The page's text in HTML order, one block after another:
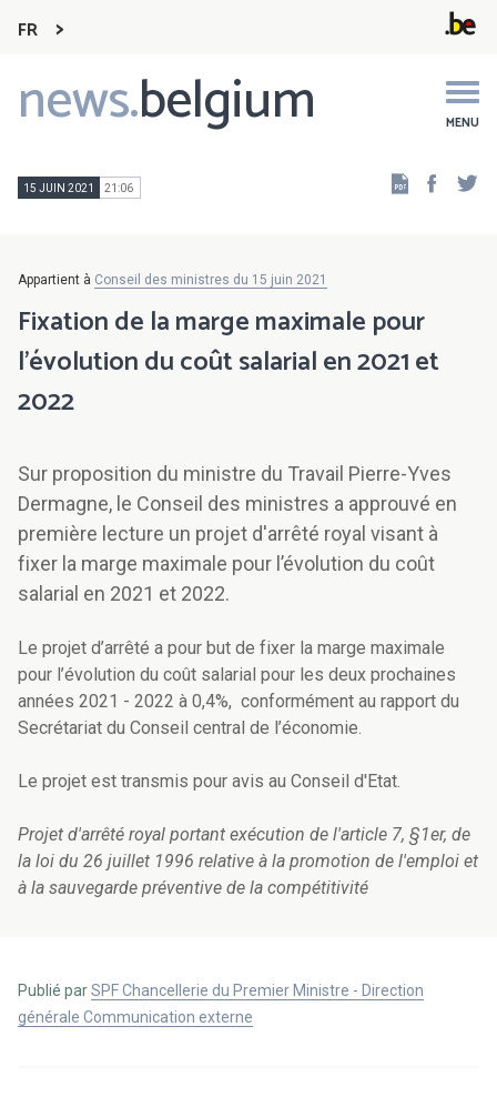
FR
news.belgium MENU
Main
navigation
15 JUIN 2021 21:06
Appartient à Conseil des ministres du 15 juin 2021
Fixation de la marge maximale pour
l’évolution du coût salarial en 2021 et
2022
Sur proposition du ministre du Travail Pierre-Yves
Dermagne, le Conseil des ministres a approuvé en
première lecture un projet d'arrêté royal visant à
fixer la marge maximale pour l’évolution du coût
salarial en 2021 et 2022.
Le projet d’arrêté a pour but de fixer la marge maximale
pour l’évolution du coût salarial pour les deux prochaines
années 2021 - 2022 à 0,4%, conformément au rapport du
Secrétariat du Conseil central de l’économie.
Le projet est transmis pour avis au Conseil d'Etat.
Projet d'arrêté royal portant exécution de l'article 7, §1er, de
la loi du 26 juillet 1996 relative à la promotion de l'emploi et
à la sauvegarde préventive de la compétitivité
Publié parSPF Chancellerie du Premier Ministre - Direction
générale Communication externe